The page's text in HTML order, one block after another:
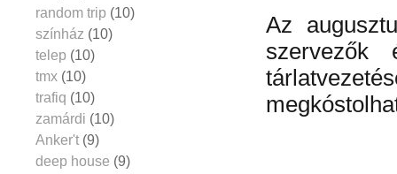
Az
szervezők
random trip (10)
színház (10)
telep (10)
tmx (10)
trafiq (10)
zamárdi (10)
Anker't (9)
deep house (9)